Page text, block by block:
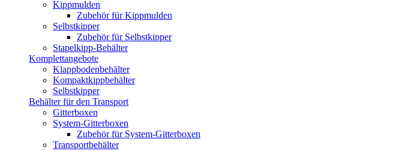
Kippmulden
Zubehör für Kippmulden
Selbstkipper
Zubehör für Selbstkipper
Stapelkipp-Behälter
Komplettangebote
Klappbodenbehälter
Kompaktkippbehälter
Selbstkipper
Behälter für den Transport
Gitterboxen
System-Gitterboxen
Zubehör für System-Gitterboxen
Transportbehälter